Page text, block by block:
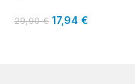
29,90€ 17,94 €